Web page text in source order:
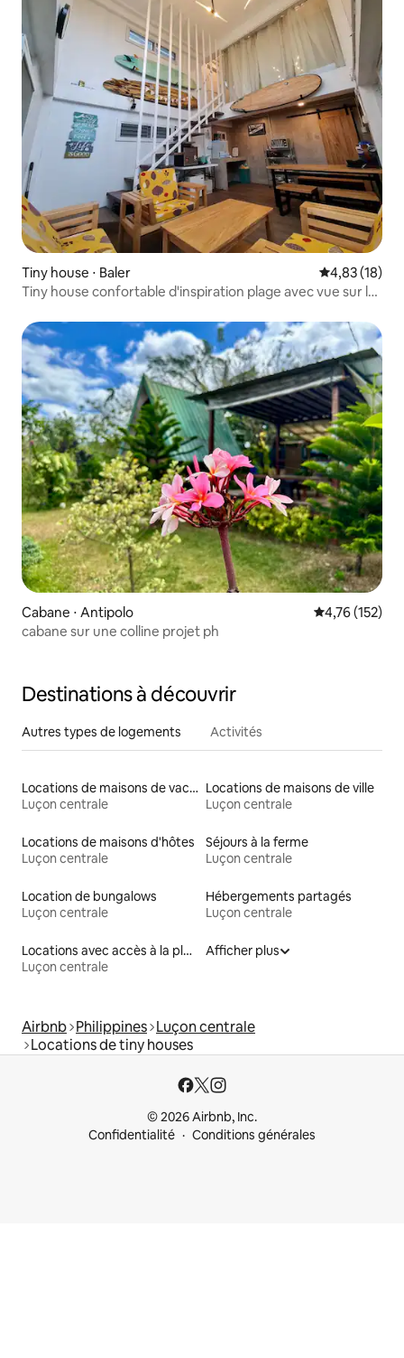
Tiny house ⋅ Baler Évaluation
4,83 (18)
Tiny house confortable d'inspiration plage avec vue sur la
Cabane ⋅ Antipolo Évaluation
4,76 (152)
cabane sur une colline projet ph
Destinations à découvrir
Autres types de logements Activités
Locations de maisons de vacances
Luçon centrale
Locations de maisons de ville
Luçon centrale
Locations de maisons d'hôtes
Luçon centrale
Séjours à la ferme
Luçon centrale
Location de bungalows
Luçon centrale
Hébergements partagés
Luçon centrale
Locations avec accès à la plage
Luçon centrale
Afficher plus
Airbnb Philippines Luçon centrale
Locations de tiny houses
© 2026 Airbnb, Inc.
Confidentialité
Conditions générales